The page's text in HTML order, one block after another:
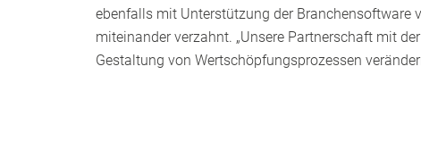
ebenfalls mit Unterstützung der Branchensoftware
miteinander verzahnt. „Unsere Partnerschaft mit
Gestaltung von Wertschöpfungsprozessen